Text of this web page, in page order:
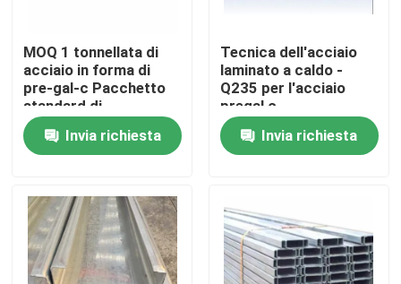
Piatto di acciaio al carbonio
Striscia di acciaio al carbonio
Barra di acciaio al carbonio
strato ondulato di gi
MOQ 1 tonnellata di
acciaio in forma di
pre-gal-c Pacchetto
standard di
esportazione
Pacchetto
41x41x1.5x5.85
Invia richiesta
Tecnica dell'acciaio
laminato a caldo -
Q235 per l'acciaio
pregal c
Invia richiesta